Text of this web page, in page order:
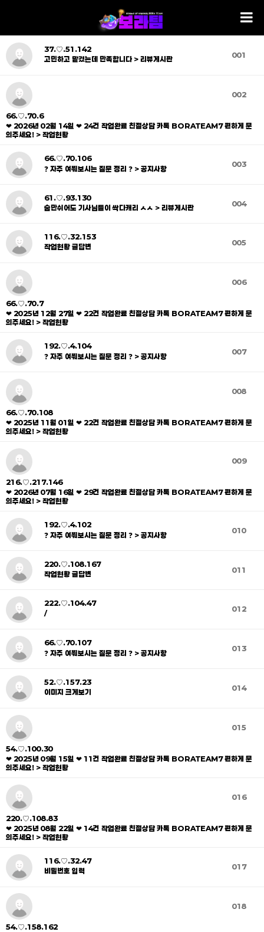
001
37.♡.51.142
고민하고 맡겼는데 만족합니다 > 리뷰게시판
002
66.♡.70.6
❤ 2026년 02월 14일 ❤ 24건 작업완료 친절상담 카톡 BORATEAM7 편하게 문
의주세요! > 작업현황
003
66.♡.70.106
❓ 자주 여쭤보시는 질문 정리 ❓ > 공지사항
004
61.♡.93.130
숨만쉬어도 기사님들이 싹다캐리 ㅅㅅ > 리뷰게시판
005
116.♡.32.153
작업현황 글답변
006
66.♡.70.7
❤ 2025년 12월 27일 ❤ 22건 작업완료 친절상담 카톡 BORATEAM7 편하게 문
의주세요! > 작업현황
007
192.♡.4.104
❓ 자주 여쭤보시는 질문 정리 ❓ > 공지사항
008
66.♡.70.108
❤ 2025년 11월 01일 ❤ 22건 작업완료 친절상담 카톡 BORATEAM7 편하게 문
의주세요! > 작업현황
009
216.♡.217.146
❤ 2026년 07월 16일 ❤ 29건 작업완료 친절상담 카톡 BORATEAM7 편하게 문
의주세요! > 작업현황
010
192.♡.4.102
❓ 자주 여쭤보시는 질문 정리 ❓ > 공지사항
011
220.♡.108.167
작업현황 글답변
012
222.♡.104.47
/
013
66.♡.70.107
❓ 자주 여쭤보시는 질문 정리 ❓ > 공지사항
014
52.♡.157.23
이미지 크게보기
015
54.♡.100.30
❤ 2025년 09월 15일 ❤ 11건 작업완료 친절상담 카톡 BORATEAM7 편하게 문
의주세요! > 작업현황
016
220.♡.108.83
❤ 2025년 08월 22일 ❤ 14건 작업완료 친절상담 카톡 BORATEAM7 편하게 문
의주세요! > 작업현황
017
116.♡.32.47
비밀번호 입력
018
54.♡.158.162